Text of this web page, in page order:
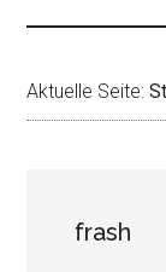
Aktuelle Seite:
frash